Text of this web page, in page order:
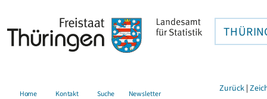
Home Kontakt Suche Newsletter Zurück |